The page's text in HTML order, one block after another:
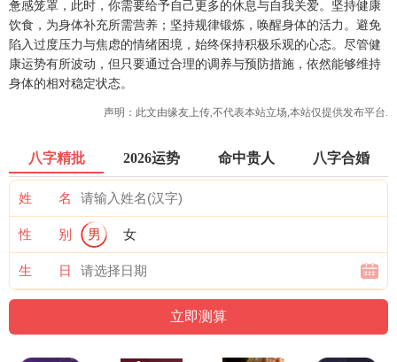
惫感笼罩，此时，你需要给予自己更多的休息与自我关爱。坚持健康
饮食，为身体补充所需营养；坚持规律锻炼，唤醒身体的活力。避免
陷入过度压力与焦虑的情绪困境，始终保持积极乐观的心态。尽管健
康运势有所波动，但只要通过合理的调养与预防措施，依然能够维持
身体的相对稳定状态。
声明：此文由缘友 上传,不代表本站立场,本站仅提供发布平台.
八字精批 2026运势 命中贵人 八字合婚
姓 名
性 别 男 女
生 日